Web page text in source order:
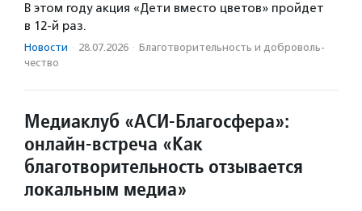
В этом году акция «Дети вместо цветов» пройдет
в 12-й раз.
Новости · 28.07.2026 · Благотвори­тель­ность и доброволь­
чест­во
Медиаклуб «АСИ-Благосфера»:
онлайн-встреча «Как
благотворительность отзывается
локальным медиа»